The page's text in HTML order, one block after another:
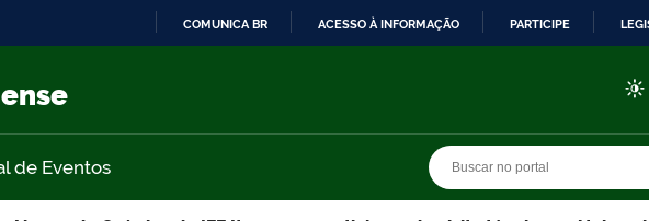
COMUNICA BR ACESSO À INFORMAÇÃO PARTICIPE
de Eventos